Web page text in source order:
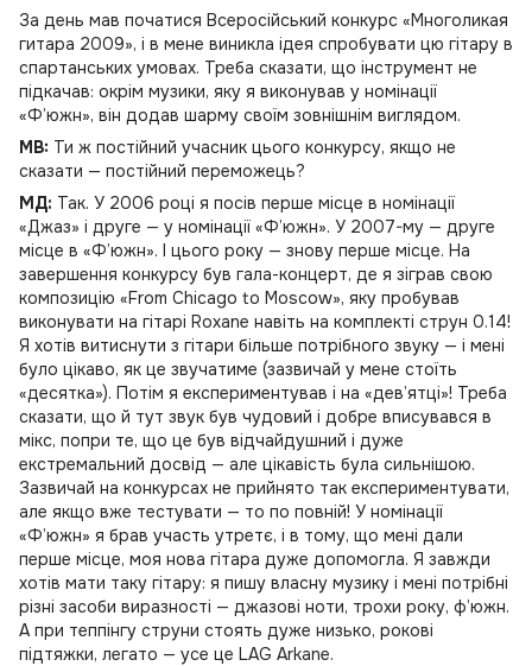
За день мав початися Всеросійський конкурс «Многоликая
гитара 2009», і в мене виникла ідея спробувати цю гітару в
спартанських умовах. Треба сказати, що інструмент не
підкачав: окрім музики, яку я виконував у номінації
«Ф’южн», він додав шарму своїм зовнішнім виглядом.
MB: Ти ж постійний учасник цього конкурсу, якщо не
сказати — постійний переможець?
МД: Так. У 2006 році я посів перше місце в номінації
«Джаз» і друге — у номінації «Ф’южн». У 2007-му — друге
місце в «Ф’южн». І цього року — знову перше місце. На
завершення конкурсу був гала-концерт, де я зіграв свою
композицію «From Chicago to Moscow», яку пробував
виконувати на гітарі Roxane навіть на комплекті струн 0.14!
Я хотів витиснути з гітари більше потрібного звуку — і мені
було цікаво, як це звучатиме (зазвичай у мене стоїть
«десятка»). Потім я експериментував і на «дев’ятці»! Треба
сказати, що й тут звук був чудовий і добре вписувався в
мікс, попри те, що це був відчайдушний і дуже
екстремальний досвід — але цікавість була сильнішою.
Зазвичай на конкурсах не прийнято так експериментувати,
але якщо вже тестувати — то по повній! У номінації
«Ф’южн» я брав участь утретє, і в тому, що мені дали
перше місце, моя нова гітара дуже допомогла. Я завжди
хотів мати таку гітару: я пишу власну музику і мені потрібні
різні засоби виразності — джазові ноти, трохи року, ф’южн.
А при теппінгу струни стоять дуже низько, рокові
підтяжки, легато — усе це LAG Arkane.